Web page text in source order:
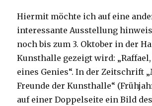
Hiermit möchte ich auf eine
interessante Ausstellung
noch bis zum 3. Oktober in der
Kunsthalle gezeigt wird:
eines Genies“. In der Zeitschrift
Freunde der Kunsthalle“
auf einer Doppelseite ein Bild